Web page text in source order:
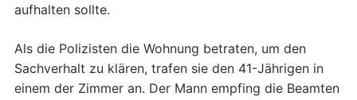
aufhalten sollte.
Als die Polizisten die Wohnung betraten, um den
Sachverhalt zu klären, trafen sie den 41-Jährigen in
einem der Zimmer an. Der Mann empfing die Beamten